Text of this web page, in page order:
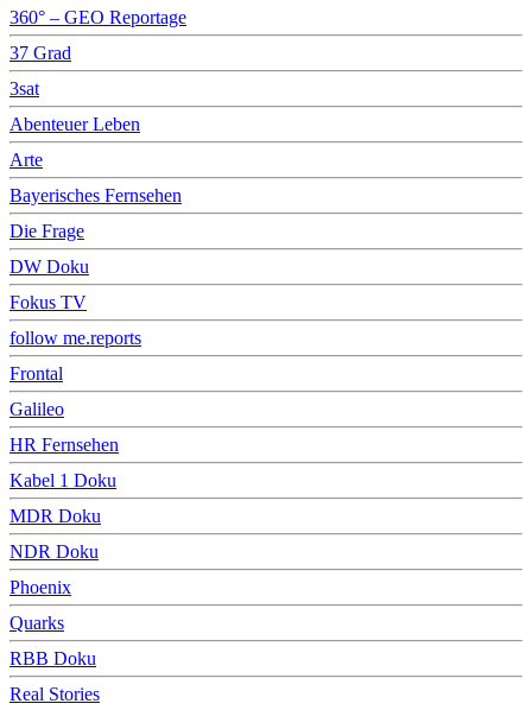
360° – GEO Reportage
37 Grad
3sat
Abenteuer Leben
Arte
Bayerisches Fernsehen
Die Frage
DW Doku
Fokus TV
follow me.reports
Frontal
Galileo
HR Fernsehen
Kabel 1 Doku
MDR Doku
NDR Doku
Phoenix
Quarks
RBB Doku
Real Stories